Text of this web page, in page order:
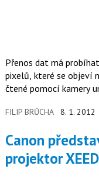
Přenos dat má
pixelů, které se objeví
čtené pomocí kamery
FILIP BRŮCHA 8. 1. 2012
Canon představuje nový výkonný
projektor